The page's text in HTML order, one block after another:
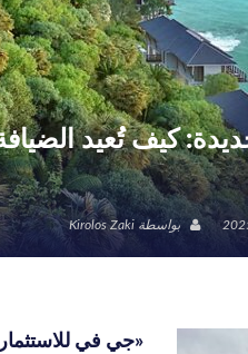
جديدة: كيف تُعيد
بواسطة Kirolos Zaki